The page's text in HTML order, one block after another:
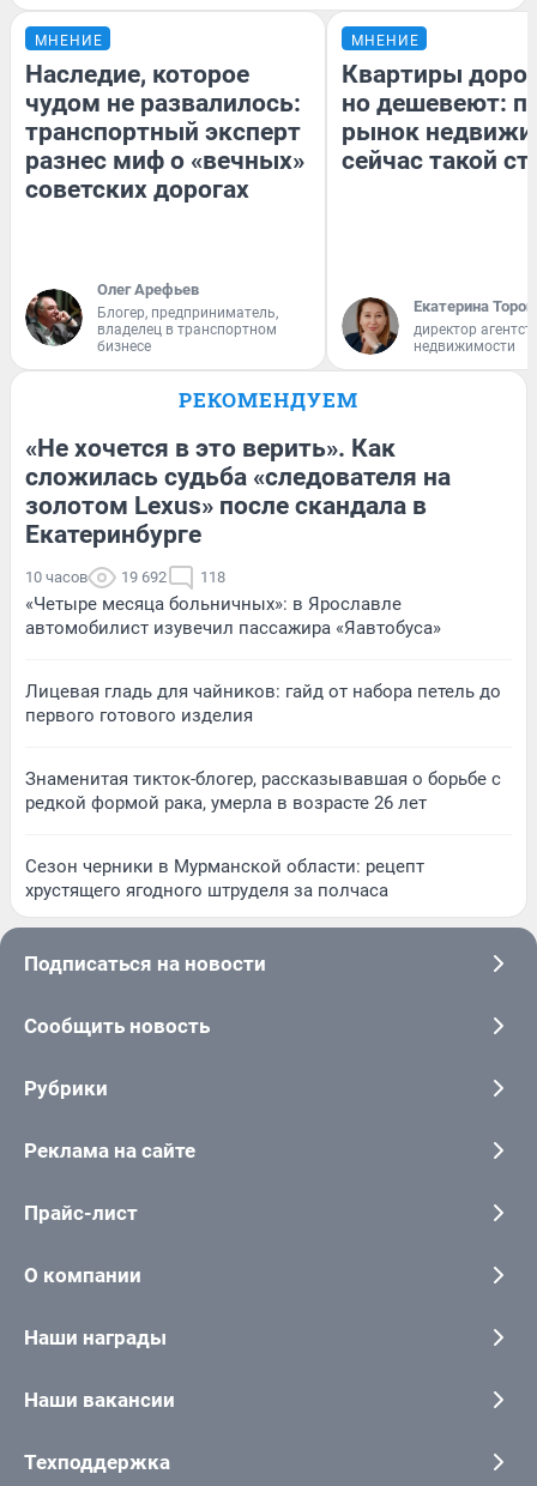
МНЕНИЕ
Наследие, которое
чудом не развалилось:
транспортный эксперт
разнес миф о «вечных»
советских дорогах
Олег Арефьев
Блогер, предприниматель,
владелец в транспортном
бизнесе
МНЕНИЕ
Квартиры
но дешевеют:
рынок
сейчас такой
Екатерина
директор
недвижимости
РЕКОМЕНДУЕМ
«Не хочется в это верить». Как
сложилась судьба «следователя на
золотом Lexus» после скандала в
Екатеринбурге
10 часов 19 692 118
«Четыре месяца больничных»: в Ярославле
автомобилист изувечил пассажира «Яавтобуса»
Лицевая гладь для чайников: гайд от набора петель до
первого готового изделия
Знаменитая тикток-блогер, рассказывавшая о борьбе с
редкой формой рака, умерла в возрасте 26 лет
Сезон черники в Мурманской области: рецепт
хрустящего ягодного штруделя за полчаса
Подписаться на новости
Сообщить новость
Рубрики
Реклама на сайте
Прайс-лист
О компании
Наши награды
Наши вакансии
Техподдержка